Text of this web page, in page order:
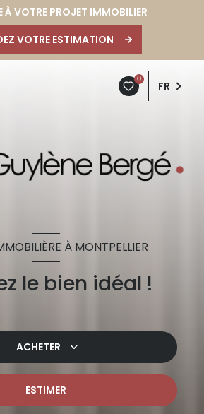
À VOTRE PROJET IMMOBILIER
VOTRE ESTIMATION
0
FR
À MONTPELLIER
le bien idéal !
ACHETER
ESTIMER